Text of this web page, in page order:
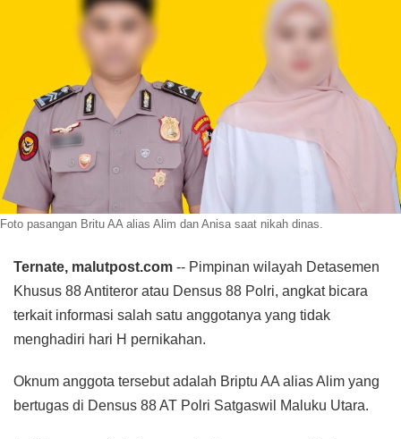
Foto pasangan Britu AA alias Alim dan Anisa saat nikah dinas.
Ternate, malutpost.com -- Pimpinan wilayah Detasemen
Khusus 88 Antiteror atau Densus 88 Polri, angkat bicara
terkait informasi salah satu anggotanya yang tidak
menghadiri hari H pernikahan.
Oknum anggota tersebut adalah Briptu AA alias Alim yang
bertugas di Densus 88 AT Polri Satgaswil Maluku Utara.